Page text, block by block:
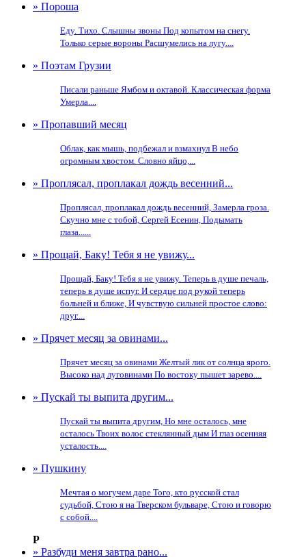
» Пороша
Еду. Тихо. Слышны звоны Под копытом на снегу.
Только серые вороны Расшумелись на лугу....
» Поэтам Грузии
Писали раньше Ямбом и октавой. Классическая форма
Умерла....
» Пропавший месяц
Облак, как мышь, подбежал и взмахнул В небо
огромным хвостом. Словно яйцо,...
» Проплясал, проплакал дождь весенний...
Проплясал, проплакал дождь весенний, Замерла гроза.
Скучно мне с тобой, Сергей Есенин, Подымать
глаза......
» Прощай, Баку! Тебя я не увижу...
Прощай, Баку! Тебя я не увижу. Теперь в душе печаль,
теперь в душе испуг. И сердце под рукой теперь
больней и ближе, И чувствую сильней простое слово:
друг....
» Прячет месяц за овинами...
Прячет месяц за овинами Желтый лик от солнца ярого.
Высоко над луговинами По востоку пышет зарево....
» Пускай ты выпита другим...
Пускай ты выпита другим, Но мне осталось, мне
осталось Твоих волос стеклянный дым И глаз осенняя
усталость....
» Пушкину
Мечтая о могучем даре Того, кто русской стал
судьбой, Стою я на Тверском бульваре, Стою и говорю
с собой....
Р
» Разбуди меня завтра рано...